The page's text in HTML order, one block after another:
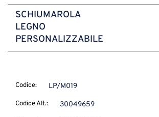
SCHIUMAROLA
LEGNO
PERSONALIZZABILE
Codice: LP/M019
Codice Alt.: 30049659